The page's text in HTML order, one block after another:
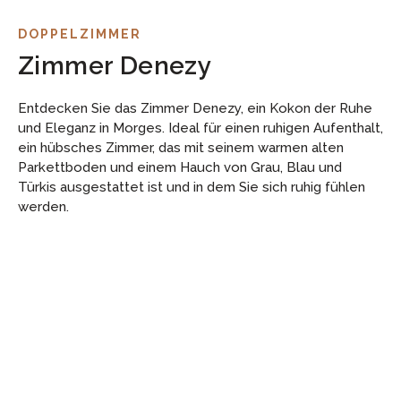
DOPPELZIMMER
Zimmer Denezy
Entdecken Sie das Zimmer Denezy, ein Kokon der Ruhe
und Eleganz in Morges. Ideal für einen ruhigen Aufenthalt,
ein hübsches Zimmer, das mit seinem warmen alten
Parkettboden und einem Hauch von Grau, Blau und
Türkis ausgestattet ist und in dem Sie sich ruhig fühlen
werden.